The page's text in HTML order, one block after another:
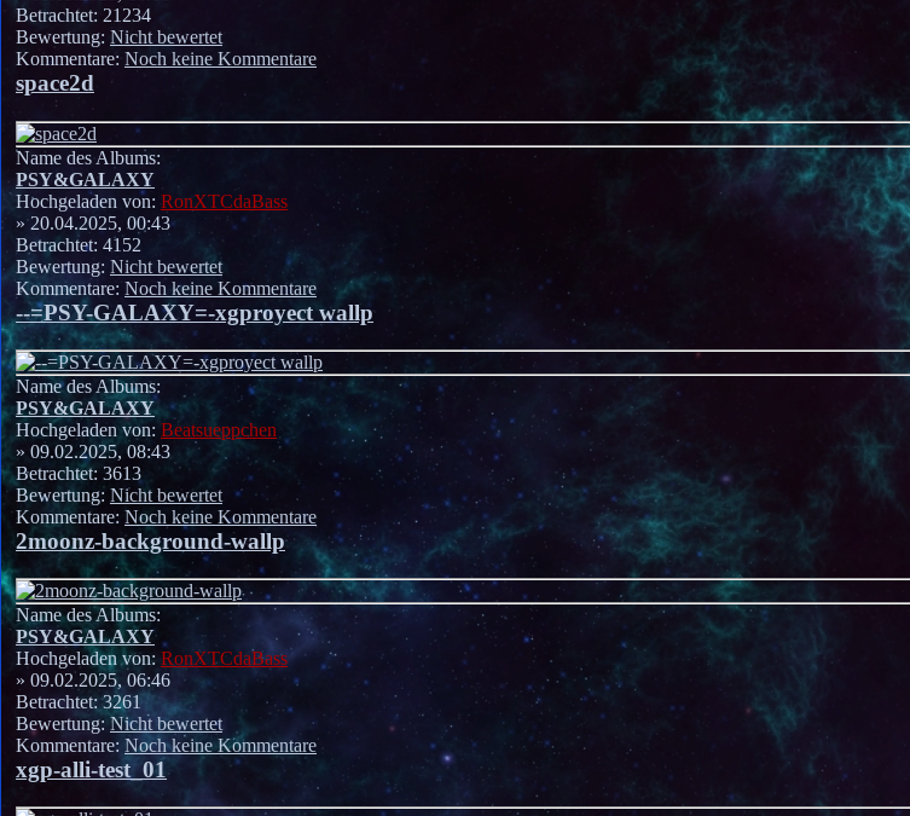
Betrachtet: 21234
Bewertung: Nicht bewertet
Kommentare: Noch keine Kommentare
space2d
Name des Albums:
PSY&GALAXY
Hochgeladen von: RonXTCdaBass
» 20.04.2025, 00:43
Betrachtet: 4152
Bewertung: Nicht bewertet
Kommentare: Noch keine Kommentare
--=PSY-GALAXY=-xgproyect wallp
Name des Albums:
PSY&GALAXY
Hochgeladen von: Beatsueppchen
» 09.02.2025, 08:43
Betrachtet: 3613
Bewertung: Nicht bewertet
Kommentare: Noch keine Kommentare
2moonz-background-wallp
Name des Albums:
PSY&GALAXY
Hochgeladen von: RonXTCdaBass
» 09.02.2025, 06:46
Betrachtet: 3261
Bewertung: Nicht bewertet
Kommentare: Noch keine Kommentare
xgp-alli-test_01